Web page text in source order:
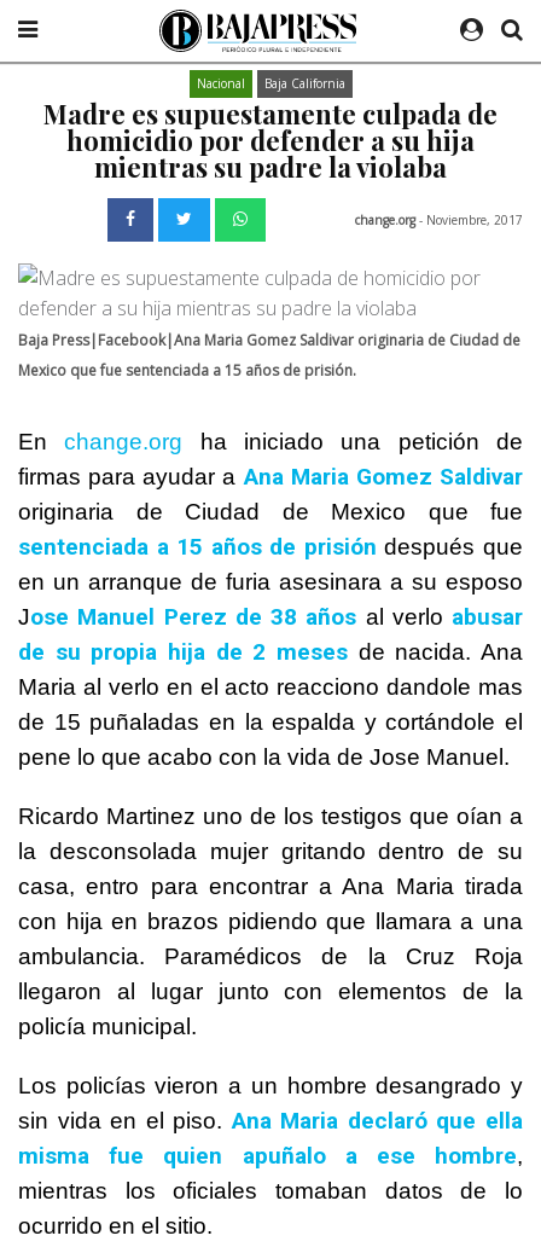
Nacional Baja California
Madre es supuestamente culpada de
homicidio por defender a su hija
mientras su padre la violaba
change.org - Noviembre, 2017
Baja Press|Facebook|Ana Maria Gomez Saldivar originaria de Ciudad de
Mexico que fue sentenciada a 15 años de prisión.
Enchange.org ha iniciado una petición de
firmas para ayudar a Ana Maria Gomez Saldivar
originaria de Ciudad de Mexico que fue
sentenciada a 15 años de prisión después que
en un arranque de furia asesinara a su esposo
Jose Manuel Perez de 38 años al verlo abusar
de su propia hija de 2 meses de nacida. Ana
Maria al verlo en el acto reacciono dandole mas
de 15 puñaladas en la espalda y cortándole el
pene lo que acabo con la vida de Jose Manuel.
Ricardo Martinez uno de los testigos que oían a
la desconsolada mujer gritando dentro de su
casa, entro para encontrar a Ana Maria tirada
con hija en brazos pidiendo que llamara a una
ambulancia. Paramédicos de la Cruz Roja
llegaron al lugar junto con elementos de la
policía municipal.
Los policías vieron a un hombre desangrado y
sin vida en el piso. Ana Maria declaró que ella
misma fue quien apuñalo a ese hombre,
mientras los oficiales tomaban datos de lo
ocurrido en el sitio.